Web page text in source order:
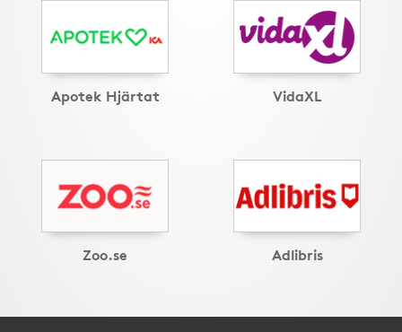
Apotek Hjärtat VidaXL
Zoo.se Adlibris